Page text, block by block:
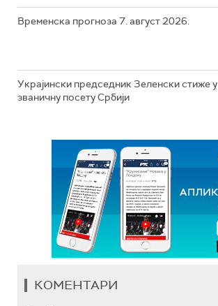
Временска прогноза 7. август 2026.
Украјински председник Зеленски стиже у
званичну посету Србији
КОМЕНТАРИ